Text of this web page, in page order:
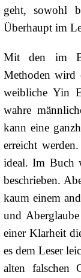
geht, sowohl
Überhaupt im
Mit den im
Methoden wird
weibliche Yin
wahre
kann eine
erreicht
ideal. Im Buch
beschrieben.
kaum einem
und
einer Klarheit
es dem Leser
alten falschen